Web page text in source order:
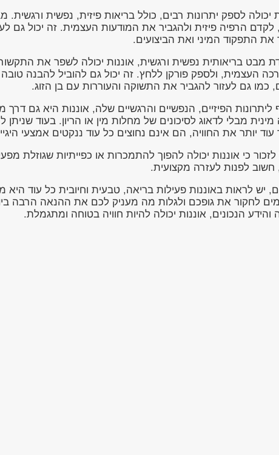
יכולה לספק יתרונות רבים, כולל בריאות פיזית, נפשית ורגשית.
הרפיה פיזית ולהגביר את המודעות העצמית. זה יכול גם
התפקוד המיני ואת הביצועים.
מבט בריאותית נפשית ורגשית, אוננות יכולה לשפר את
העצמית, ולספק פורקן ללחץ. זה יכול גם להוביל להבנה
כמו גם לעזור להגביר את התשוקה והעוררות עם בן הזוג.
ליתרונות הפיזיים, הנפשיים והרגשיים שלה, אוננות היא גם דרך
מבלי לדאוג לסיכונים של מחלות מין או הריון. בעוד
יותר את החוויה, הם אינם נחוצים כל עוד ננקטים אמצעי
כי אוננות יכולה להפוך להתמכרות או כפייתיות שגוזלת
חשוב לפנות לעזרה מקצועית.
יש לראות באוננות פעילות בריאה, טבעית וחיובית כל עוד
לחקור את גופכם ולגלות מה מעניק לכם את ההנאה הרבה
והידע הנכונים, אוננות יכולה להיות חוויה בטוחה ומתגמלת.